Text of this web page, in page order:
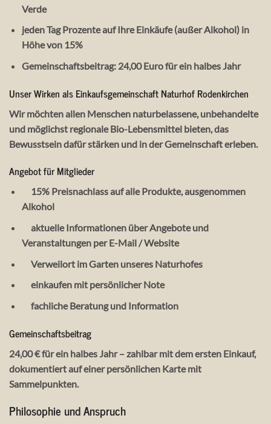
Verde
jeden Tag Prozente auf Ihre Einkäufe (außer Alkohol) in
Höhe von 15%
Gemeinschaftsbeitrag: 24,00 Euro für ein halbes Jahr
Unser Wirken als Einkaufsgemeinschaft Naturhof Rodenkirchen
Wir möchten allen Menschen naturbelassene, unbehandelte
und möglichst regionale Bio-Lebensmittel bieten, das
Bewusstsein dafür stärken und in der Gemeinschaft erleben.
Angebot für Mitglieder
15% Preisnachlass auf alle Produkte, ausgenommen
Alkohol
aktuelle Informationen über Angebote und
Veranstaltungen per E-Mail / Website
Verweilort im Garten unseres Naturhofes
einkaufen mit persönlicher Note
fachliche Beratung und Information
Gemeinschaftsbeitrag
24,00 € für ein halbes Jahr – zahlbar mit dem ersten Einkauf,
dokumentiert auf einer persönlichen Karte mit
Sammelpunkten.
Philosophie und Anspruch